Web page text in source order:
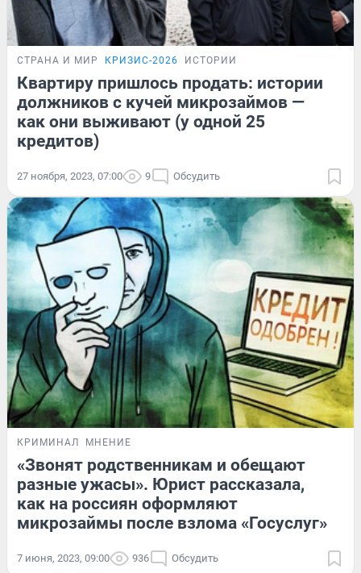
СТРАНА И МИР КРИЗИС-2026 ИСТОРИИ
Квартиру пришлось продать: истории
должников с кучей микрозаймов —
как они выживают (у одной 25
кредитов)
27 ноября, 2023, 07:00 9 Обсудить
КРИМИНАЛ МНЕНИЕ
«Звонят родственникам и обещают
разные ужасы». Юрист рассказала,
как на россиян оформляют
микрозаймы после взлома «Госуслуг»
7 июня, 2023, 09:00 936 Обсудить